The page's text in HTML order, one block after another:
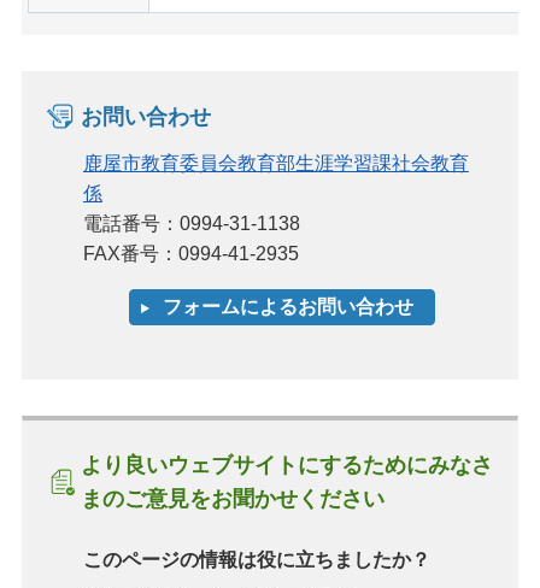
お問い合わせ
鹿屋市教育委員会教育部生涯学習課社会教育
係
電話番号：0994-31-1138
FAX番号：0994-41-2935
より良いウェブサイトにするためにみなさ
まのご意見をお聞かせください
このページの情報は役に立ちましたか？